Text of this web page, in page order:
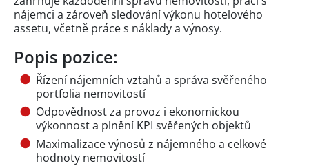
nájemci a zároveň sledování výkonu hotelového
assetu, včetně práce s náklady a výnosy.
Popis pozice:
Řízení nájemních vztahů a správa svěřeného
portfolia nemovitostí
Odpovědnost za provoz i ekonomickou
výkonnost a plnění KPI svěřených objektů
Maximalizace výnosů z nájemného a celkové
hodnoty nemovitostí